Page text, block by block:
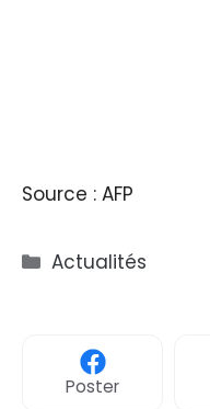
Source : AFP
Catégories
Actualités
Poster